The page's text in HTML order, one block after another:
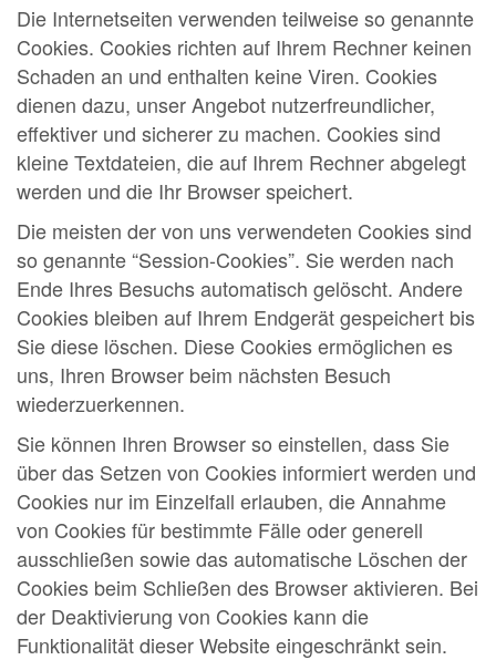
Die Internetseiten verwenden teilweise so genannte
Cookies. Cookies richten auf Ihrem Rechner keinen
Schaden an und enthalten keine Viren. Cookies
dienen dazu, unser Angebot nutzerfreundlicher,
effektiver und sicherer zu machen. Cookies sind
kleine Textdateien, die auf Ihrem Rechner abgelegt
werden und die Ihr Browser speichert.
Die meisten der von uns verwendeten Cookies sind
so genannte “Session-Cookies”. Sie werden nach
Ende Ihres Besuchs automatisch gelöscht. Andere
Cookies bleiben auf Ihrem Endgerät gespeichert bis
Sie diese löschen. Diese Cookies ermöglichen es
uns, Ihren Browser beim nächsten Besuch
wiederzuerkennen.
Sie können Ihren Browser so einstellen, dass Sie
über das Setzen von Cookies informiert werden und
Cookies nur im Einzelfall erlauben, die Annahme
von Cookies für bestimmte Fälle oder generell
ausschließen sowie das automatische Löschen der
Cookies beim Schließen des Browser aktivieren. Bei
der Deaktivierung von Cookies kann die
Funktionalität dieser Website eingeschränkt sein.